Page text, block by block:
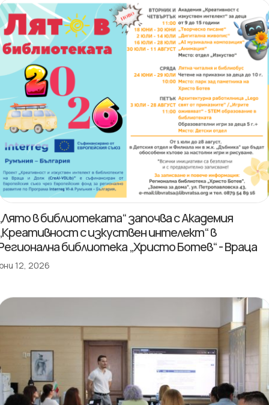
в библиотеката“ започва с Академия
с изкуствен интелект“ в
библиотека „Христо Ботев“ - Враца
12, 2026